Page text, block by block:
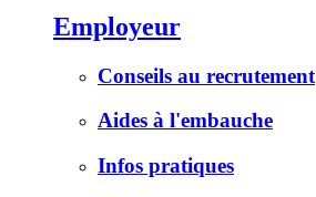
Employeur
Conseils au recrutement
Aides à l'embauche
Infos pratiques